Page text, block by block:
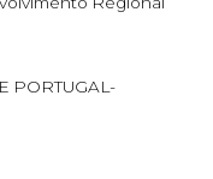
PORTUGAL-